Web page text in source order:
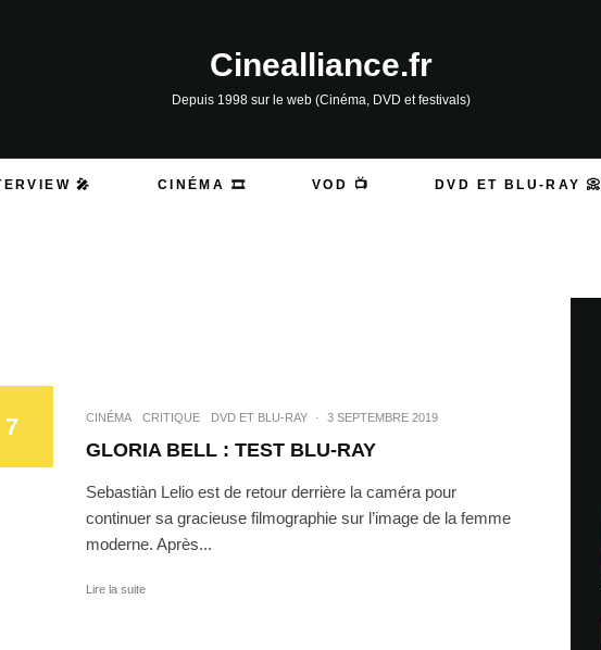
Cinealliance.fr
Depuis 1998 sur le web (Cinéma, DVD et festivals)
🎤 CINÉMA 🎞️ VOD 📺 DVD ET BLU-RAY 📀
7 CINÉMA CRITIQUE DVD ET BLU-RAY · 3 SEPTEMBRE 2019
GLORIA BELL : TEST BLU-RAY
Sebastiàn Lelio est de retour derrière la caméra pour
continuer sa gracieuse filmographie sur l’image de la femme
moderne. Après...
Lire la suite